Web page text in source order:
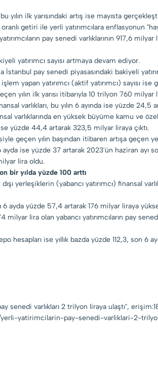
bu yılın ilk yarısındaki artış ise mayısta
getiri ile yerli yatırımcılara enflasyonun
pay senedi varlıklarının 917,6
yatırımcı sayısı artmaya devam ediyor.
pay senedi piyasasındaki bakiyeli
yapan yatırımcı (aktif yatırımcı) sayısı
yılın ilk yarısı itibarıyla 10 trilyon 760
varlıkları, bu yılın 6 ayında ise yüzde 24,5
varlıklarında en yüksek büyüme kamu ve
yüzde 44,4 artarak 323,5 milyar liraya çıktı.
geçen yılın başından itibaren artışa geçen
ayda ise yüzde 37 artarak 2023'ün haziran ayı
lira oldu.
bir yılda yüzde 100 arttı
yerleşiklerin (yabancı yatırımcı) finansal
6 ayda yüzde 57,4 artarak 176 milyar liraya
milyar lira olan yabancı yatırımcıların pay
hesapları ise yıllık bazda yüzde 112,3,
senedi varlıkları 2 trilyon liraya ulaştı",
yerli-yatirimcilarin-pay-senedi-varliklari-2-